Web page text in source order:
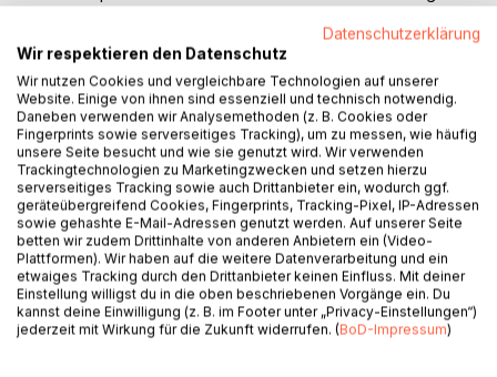
sehr norddeutsch. Sie quartiert sich in dem
heruntergekommenen Hotel Seestern ein und kämpft mit
Regen, Sturm und kauzigen Dorfbewohnern. Bei der Suche
nach Antworten auf ihre Fragen findet sie bald mehr, als sie
erwartet hatte.
Zu Christian von Kampen, dem charismatischen
Gutshofbesitzer, verspürt sie eine überraschende
Anziehung. Doch da ist auch Erik, der geheimnisvolle
Unbekannte, der vor Jahren ihr Herz höherschlagen ließ.
Das Gefühlschaos ist perfekt.
Während Julia sich fragt, ob sie schon bereit ist für eine
neue Liebe, gerät ihre Suche nach Friedrich fast in den
Datenschutzerklärung
Wir respektieren den Datenschutz
Wir nutzen Cookies und vergleichbare Technologien auf unserer
Website. Einige von ihnen sind essenziell und technisch notwendig.
Daneben verwenden wir Analysemethoden (z. B. Cookies oder
Fingerprints sowie serverseitiges Tracking), um zu messen, wie häufig
unsere Seite besucht und wie sie genutzt wird. Wir verwenden
Trackingtechnologien zu Marketingzwecken und setzen hierzu
serverseitiges Tracking sowie auch Drittanbieter ein, wodurch ggf.
geräteübergreifend Cookies, Fingerprints, Tracking-Pixel, IP-Adressen
sowie gehashte E-Mail-Adressen genutzt werden. Auf unserer Seite
betten wir zudem Drittinhalte von anderen Anbietern ein (Video-
Plattformen). Wir haben auf die weitere Datenverarbeitung und ein
etwaiges Tracking durch den Drittanbieter keinen Einfluss. Mit deiner
Einstellung willigst du in die oben beschriebenen Vorgänge ein. Du
kannst deine Einwilligung (z. B. im Footer unter „Privacy-Einstellungen“)
jederzeit mit Wirkung für die Zukunft widerrufen. (BoD-Impressum)